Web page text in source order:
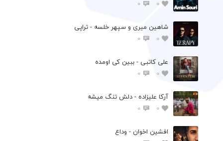
0
0
شاهین میری و سپهر خلسه - تراپی
0
0
علی کاتبی - ببین کی اومده
0
0
آرکا علیزاده - دلش تنگ میشه
0
0
افشين اخوان - وداع